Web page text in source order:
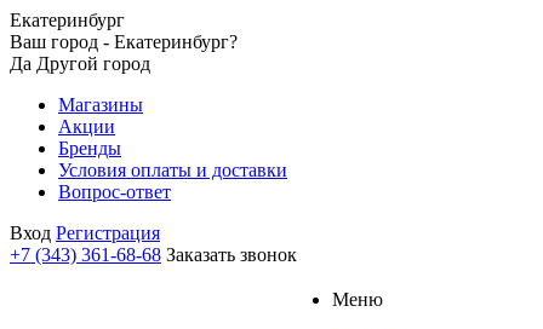
Екатеринбург
Ваш город - Екатеринбург?
Да Другой город
Магазины
Акции
Бренды
Условия оплаты и доставки
Вопрос-ответ
Вход Регистрация
+7 (343) 361-68-68 Заказать звонок
Меню